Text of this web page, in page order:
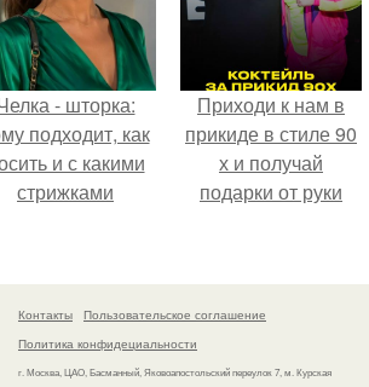
- шторка:
подходит, как
и с какими
стрижками
Приходи к нам в
прикиде в стиле 90
х и получай
подарки от руки
Контакты
Пользовательское соглашение
Политика конфидециальности
г. Москва, ЦАО, Басманный, Яковоапостольский переулок 7, м. Курская